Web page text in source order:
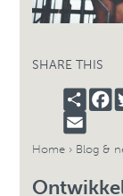
SHARE THIS
SHARE
Home › Blog &